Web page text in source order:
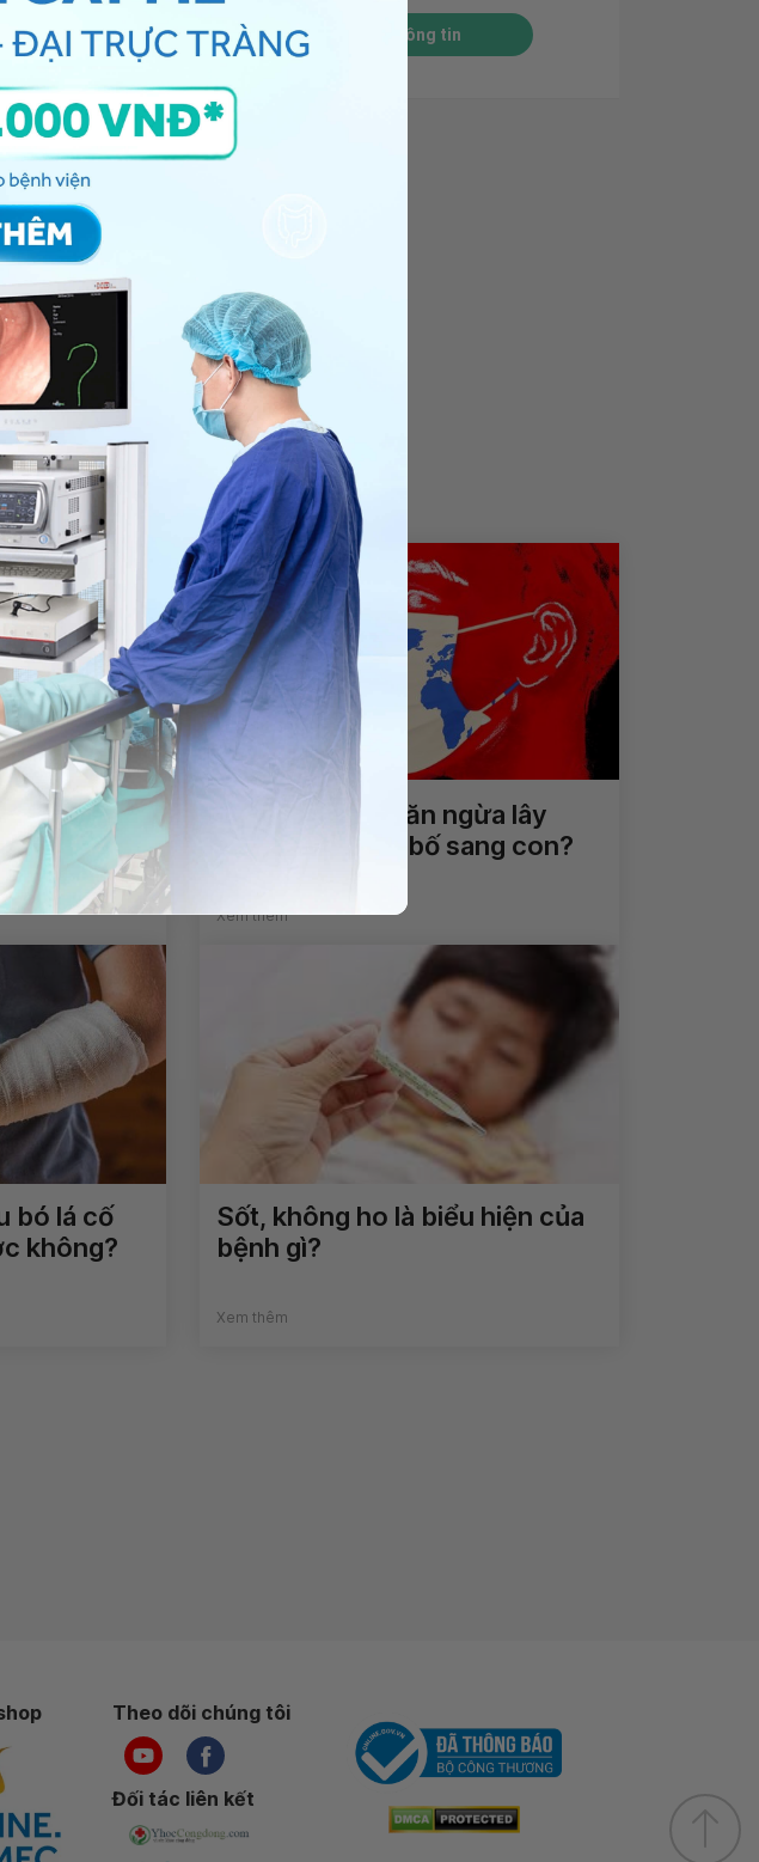
nên đi khám để
viện thuộc
gửi câu hỏi đến
VỤhoặc đặt
quản lý, theo dõi
Chia sẻ
Gửi thông tin
đến sức
Làm thế nào ngăn ngừa lây
nhiễm covid từ bố sang con?
Xem thêm
bó lá cố
không?
Sốt, không ho là biểu hiện của
bệnh gì?
Xem thêm
Theo dõi chúng tôi
Đối tác liên kết